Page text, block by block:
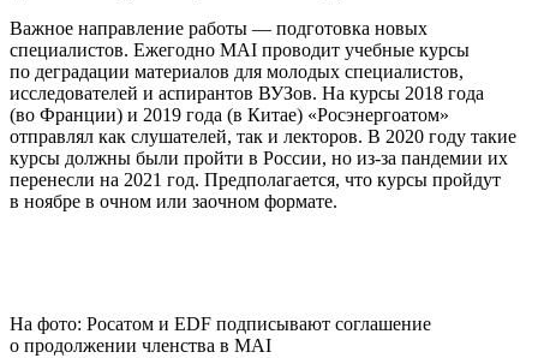
Важное направление работы — ​подготовка новых
специалистов. Ежегодно MAI проводит учебные курсы
по деградации материалов для молодых специалистов,
исследователей и аспирантов ВУЗов. На курсы 2018 года
(во Франции) и 2019 года (в Китае) «Росэнергоатом»
отправлял как слушателей, так и лекторов. В 2020 году такие
курсы должны были пройти в России, но из-за пандемии их
перенесли на 2021 год. Предполагается, что курсы пройдут
в ноябре в очном или заочном формате.
На фото: Росатом и EDF подписывают соглашение
о продолжении членства в MAI